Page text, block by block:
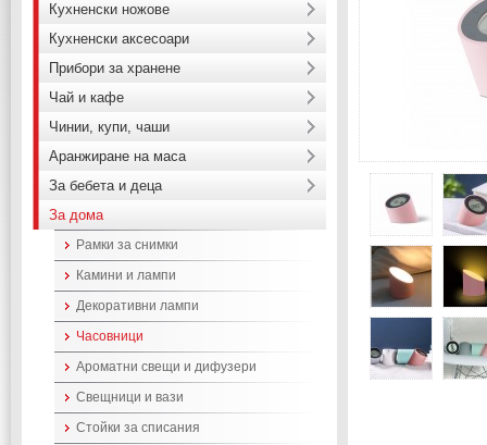
Кухненски ножове
Кухненски аксесоари
Прибори за хранене
Чай и кафе
Чинии, купи, чаши
Аранжиране на маса
За бебета и деца
За дома
Рамки за снимки
Камини и лампи
Декоративни лампи
Часовници
Ароматни свещи и дифузери
Свещници и вази
Стойки за списания